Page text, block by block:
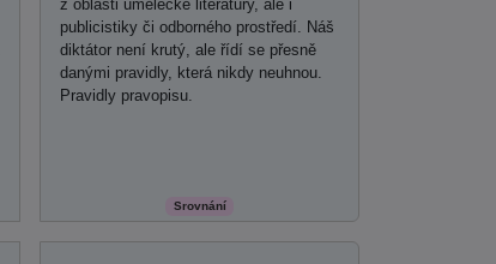
z oblasti umělecké literatury, ale i
publicistiky či odborného prostředí. Náš
diktátor není krutý, ale řídí se přesně
danými pravidly, která nikdy neuhnou.
Pravidly pravopisu.
Srovnání